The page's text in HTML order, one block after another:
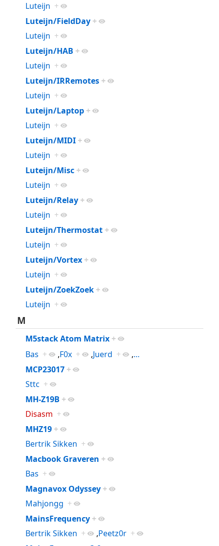
Luteijn +
Luteijn/FieldDay +
Luteijn +
Luteijn/HAB +
Luteijn +
Luteijn/IRRemotes +
Luteijn +
Luteijn/Laptop +
Luteijn +
Luteijn/MIDI +
Luteijn +
Luteijn/Misc +
Luteijn +
Luteijn/Relay +
Luteijn +
Luteijn/Thermostat +
Luteijn +
Luteijn/Vortex +
Luteijn +
Luteijn/ZoekZoek +
Luteijn +
M
M5stack Atom Matrix +
Bas + ,F0x + ,Juerd + ,…
MCP23017 +
Sttc +
MH-Z19B +
Disasm +
MHZ19 +
Bertrik Sikken +
Macbook Graveren +
Bas +
Magnavox Odyssey +
Mahjongg +
MainsFrequency +
Bertrik Sikken + ,Peetz0r +